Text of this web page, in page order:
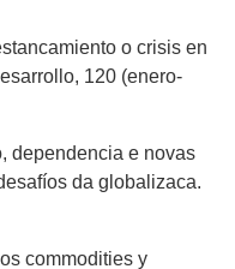
o crisis en
120 (enero-
dependencia e novas
da globalizaca.
commodities y